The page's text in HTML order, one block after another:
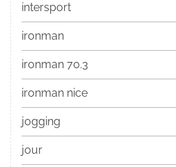
intersport
ironman
ironman 70.3
ironman nice
jogging
jour